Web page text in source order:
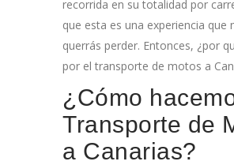
recorrida en su totalidad por
que esta es una experiencia que
querrás perder. Entonces, ¿por
por el transporte de motos a
¿Cómo
Transporte de
a Canarias?